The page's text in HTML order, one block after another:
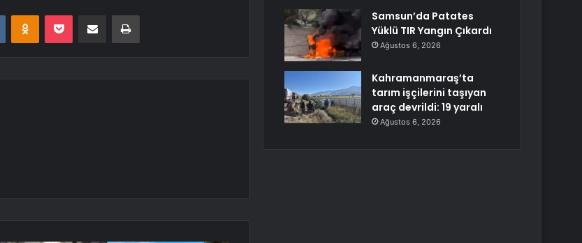
VKontakteOdnoklassniki
Pocket E-Posta ile paylaş Yazdır
Samsun’da Patates
Yüklü TIR Yangın Çıkardı
Ağustos 6, 2026
Kahramanmaraş’ta
tarım işçilerini taşıyan
araç devrildi: 19 yaralı
Ağustos 6, 2026